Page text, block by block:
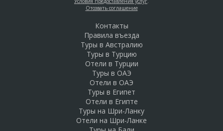
Отозвать соглашение
Контакты
Правила въезда
Туры в Австралию
Туры в Турцию
Отели в Турции
Туры в ОАЭ
Отели в ОАЭ
Туры в Египет
Отели в Египте
Туры на Шри-Ланку
Отели на Шри-Ланке